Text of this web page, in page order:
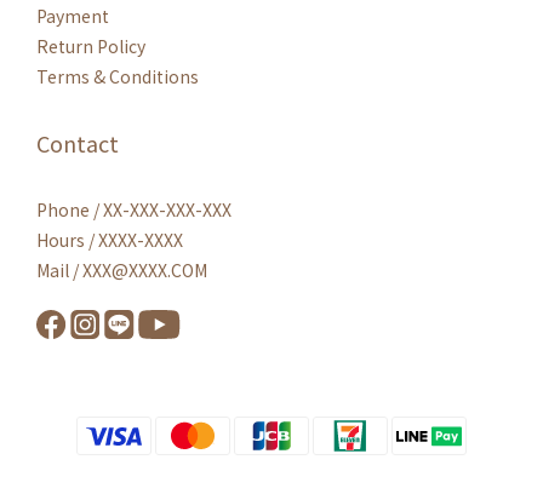
Payment
Return Policy
Terms & Conditions
Contact
Phone / XX-XXX-XXX-XXX
Hours / XXXX-XXXX
Mail / XXX@XXXX.COM